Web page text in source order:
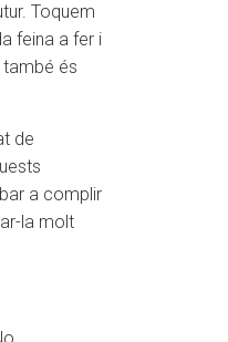
Toquem
feina a fer i
és
de
a complir
la molt